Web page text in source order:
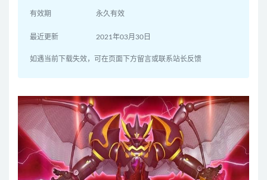
有效期 永久有效
最近更新 2021年03月30日
如遇当前下载失效，可在页面下方留言或联系站长反馈